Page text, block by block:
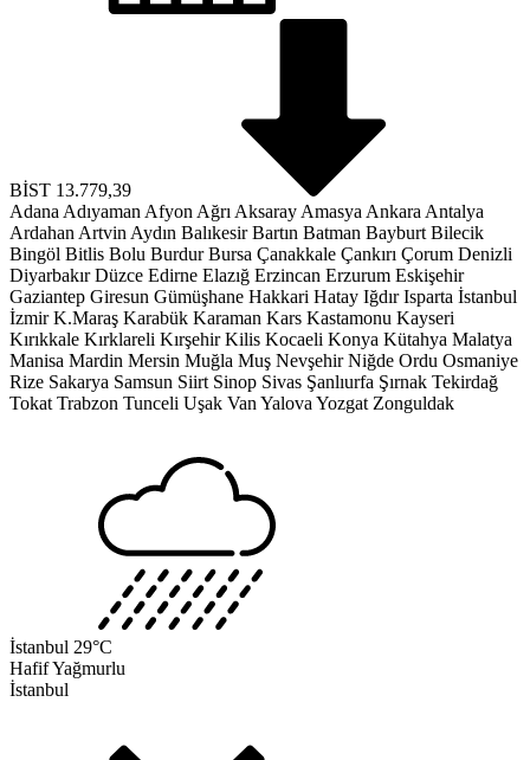
BİST 13.779,39
Adana Adıyaman Afyon Ağrı Aksaray Amasya Ankara Antalya
Ardahan Artvin Aydın Balıkesir Bartın Batman Bayburt Bilecik
Bingöl Bitlis Bolu Burdur Bursa Çanakkale Çankırı Çorum Denizli
Diyarbakır Düzce Edirne Elazığ Erzincan Erzurum Eskişehir
Gaziantep Giresun Gümüşhane Hakkari Hatay Iğdır Isparta İstanbul
İzmir K.Maraş Karabük Karaman Kars Kastamonu Kayseri
Kırıkkale Kırklareli Kırşehir Kilis Kocaeli Konya Kütahya Malatya
Manisa Mardin Mersin Muğla Muş Nevşehir Niğde Ordu Osmaniye
Rize Sakarya Samsun Siirt Sinop Sivas Şanlıurfa Şırnak Tekirdağ
Tokat Trabzon Tunceli Uşak Van Yalova Yozgat Zonguldak
İstanbul 29°C
Hafif Yağmurlu
İstanbul